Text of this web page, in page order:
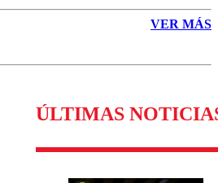
VER MÁS
ÚLTIMAS